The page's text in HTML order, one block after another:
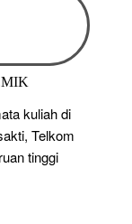
kuliah di
Telkom
tinggi